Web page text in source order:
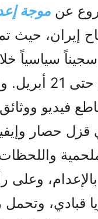
عن موجة
إيران، حيث
يقل عن 17 سجيناً
أسابيع فقط حتى
فيديو
حصار
وعلى
قبادي،